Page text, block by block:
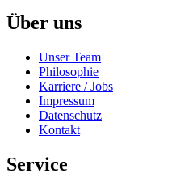
Über uns
Unser Team
Philosophie
Karriere / Jobs
Impressum
Datenschutz
Kontakt
Service